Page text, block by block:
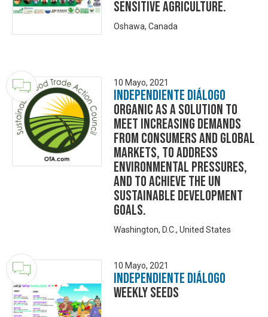
sensitive agriculture.
Oshawa, Canada
10 Mayo, 2021
Independiente Diálogo
Organic as a solution to
meet increasing demands
from consumers and global
markets, to address
environmental pressures,
and to achieve the UN
sustainable development
goals.
Washington, D.C., United States
10 Mayo, 2021
Independiente Diálogo
Weekly Seeds